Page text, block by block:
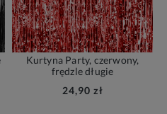
Kurtyna Party, czerwony,
frędzle długie
24,90 zł